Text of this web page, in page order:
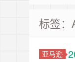
标签：
亚马逊